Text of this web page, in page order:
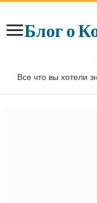
Блог о
Все что вы хотели